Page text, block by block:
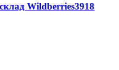
Wildberries3918